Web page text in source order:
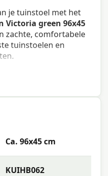
je tuinstoel met het
Victoria green 96x45
zachte, comfortabele
tuinstoelen en
green
Ca. 96x45 cm
KUIHB062